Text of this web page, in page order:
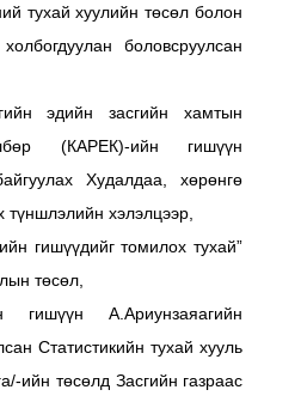
тухай хуулийн төсөл болон
боловсруулсан
эдийн засгийн хамтын
(КАРЕК)-ийн гишүүн
Худалдаа, хөрөнгө
түншлэлийн хэлэлцээр,
гишүүдийг томилох тухай”
төсөл,
А.Ариунзаяагийн
Статистикийн тухай хууль
ийн төсөлд Засгийн газраас